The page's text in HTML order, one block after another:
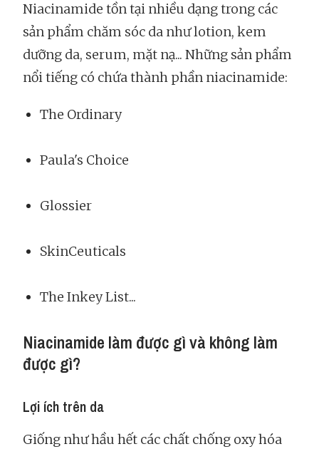
Niacinamide tồn tại nhiều dạng trong các
sản phẩm chăm sóc da như lotion, kem
dưỡng da, serum, mặt nạ... Những sản phẩm
nổi tiếng có chứa thành phần niacinamide:
The Ordinary
Paula's Choice
Glossier
SkinCeuticals
The Inkey List...
Niacinamide làm được gì và không làm
được gì?
Lợi ích trên da
Giống như hầu hết các chất chống oxy hóa